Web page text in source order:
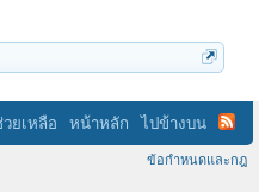
วยเหลือ หน้าหลัก ไปข้างบน
ข้อกำหนดและกฎ